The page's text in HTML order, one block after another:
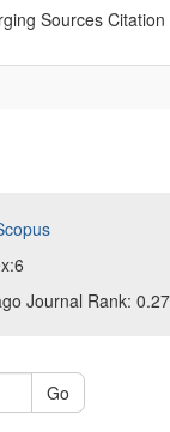
Sources
Journal Rank: 0.27
Go